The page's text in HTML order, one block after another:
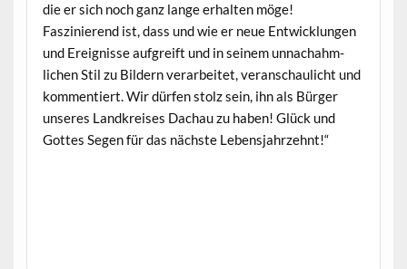
die er sich noch ganz lange erhal­ten möge!
Faszinierend ist, dass und wie er neue Entwick­lun­gen
und Ereignisse auf­greift und in seinem unnachahm­
lichen Stil zu Bildern ver­ar­beit­et, ver­an­schaulicht und
kom­men­tiert. Wir dür­fen stolz sein, ihn als Bürg­er
unseres Land­kreis­es Dachau zu haben! Glück und
Gottes Segen für das näch­ste Lebensjahrzehnt!“